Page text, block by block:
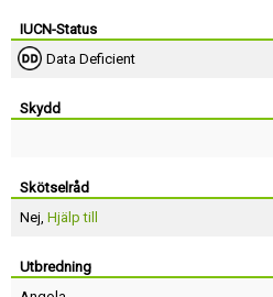
IUCN-Status
Data Deficient
Skydd
Skötselråd
Nej, Hjälp till
Utbredning